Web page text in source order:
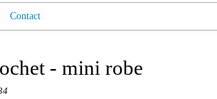
Contact
- mini robe